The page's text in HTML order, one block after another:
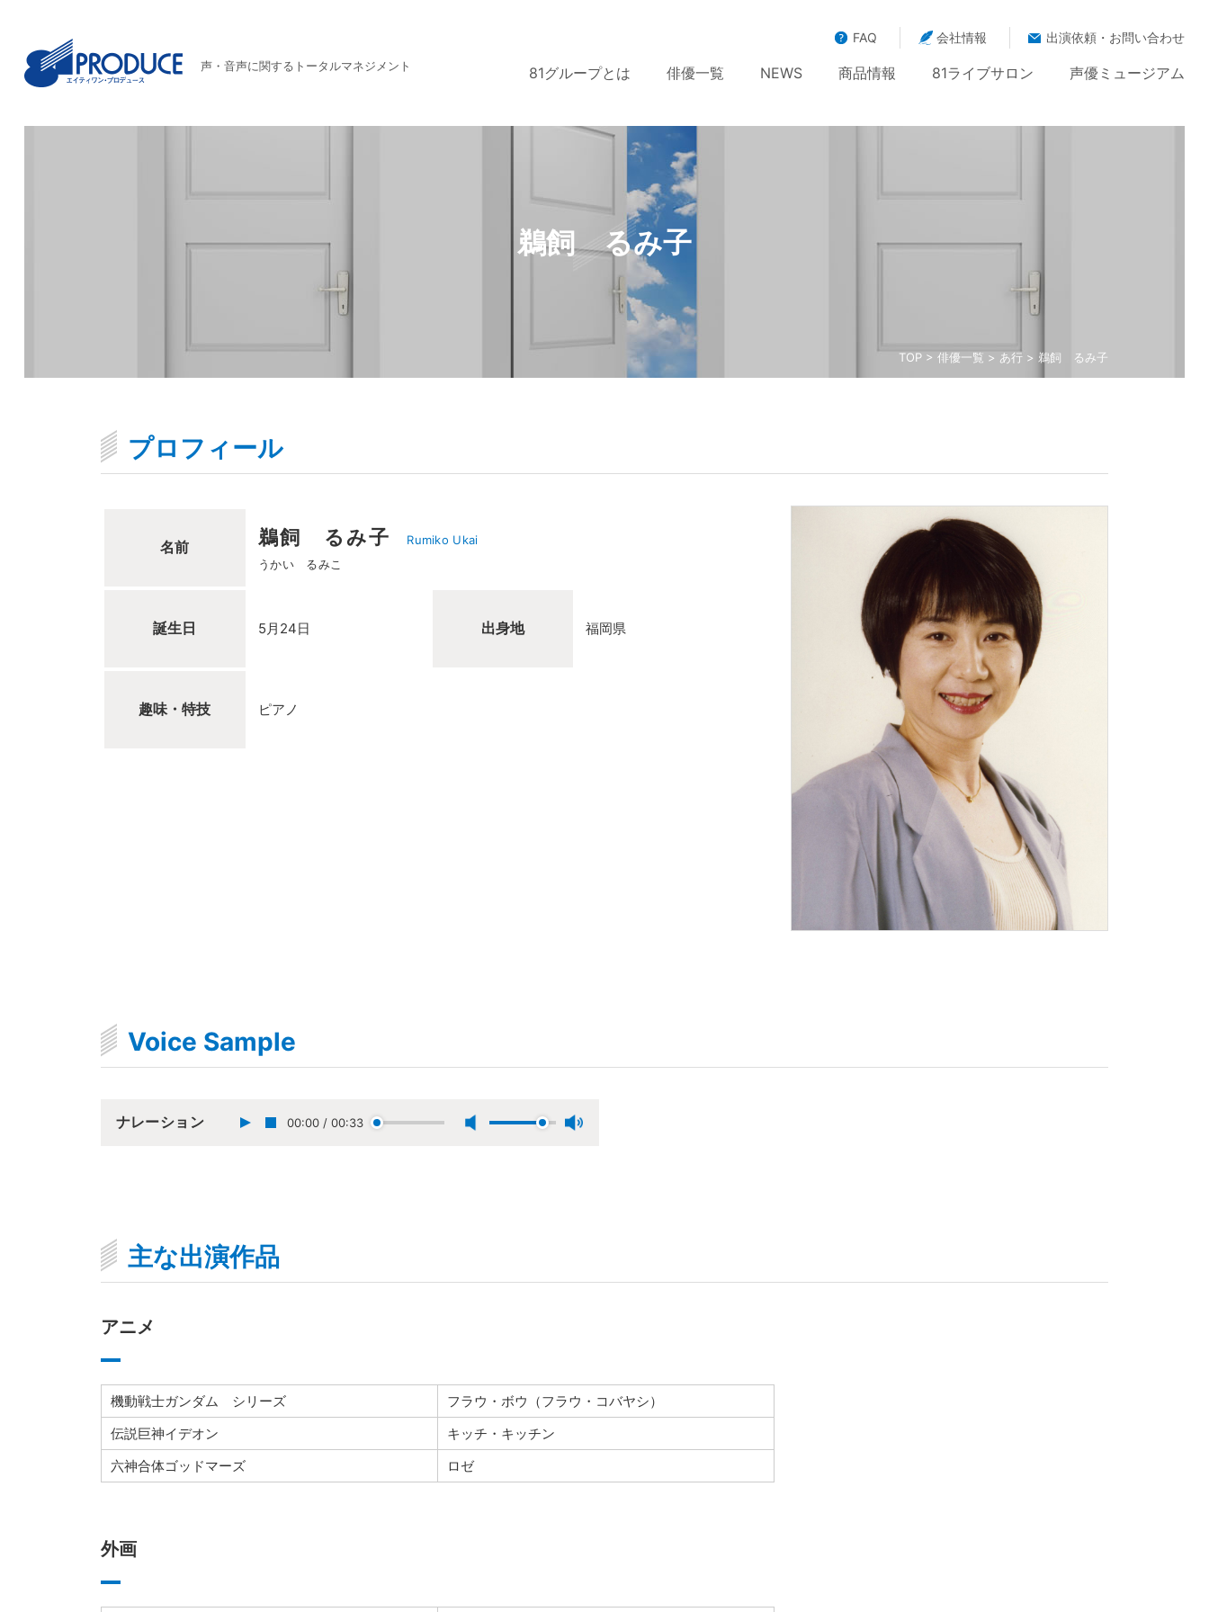
声・音声に関するトータルマネジメント
FAQ 会社情報 出演依頼・お問い合わせ
81グループとは 俳優一覧 NEWS 商品情報 81ライブサロン 声優ミュージアム
TOP> 俳優一覧 > あ行> 鵜飼 るみ子
鵜飼 るみ子
プロフィール
名前 鵜飼 るみ子
Rumiko Ukai
うかい るみこ
誕生日 5月24日 出身地 福岡県
趣味・特技 ピアノ
Voice Sample
ナレーション 00:00 / 00:33
主な出演作品
アニメ
機動戦士ガンダム シリーズ
フラウ・ボウ（フラウ・コバヤシ）
伝説巨神イデオン
キッチ・キッチン
六神合体ゴッドマーズ
ロゼ
外画